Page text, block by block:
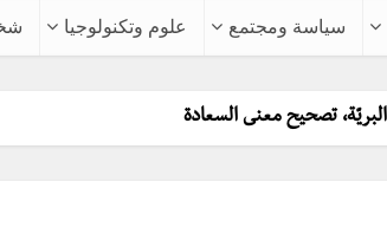
سياسة ومجتمع علوم وتكنولوجيا